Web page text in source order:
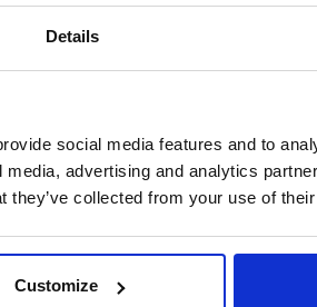
Details
social media features and to
advertising and analytics
they’ve collected from your use of
Customize
(with
meat producers in